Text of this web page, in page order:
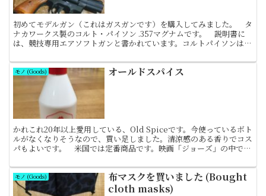
初めてモデルガン（これはガスガンです）を購入してみました。 タ
ナカワークス製のコルト・パイソン .357マグナムです。 説明書に
は、競技専用エアソフトガンと書かれています。コルトパイソンは、
モノ (Goods) オールドスパイス
かれこれ20年以上愛用している、Old Spiceです。今使っているボト
ルがなくなりそうなので、買い足しました。清涼感のある香りでコス
パもよいです。 米国では定番商品です。映画「ジョーズ」の中で、
モノ (Goods)
布マスクを買いました (Bought
cloth masks)